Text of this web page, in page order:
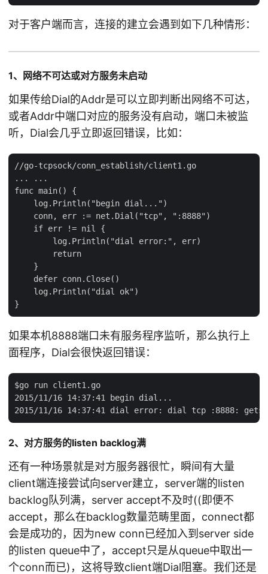
对于客户端而言，连接的建立会遇到如下几种情形：
1、网络不可达或对方服务未启动
如果传给Dial的Addr是可以立即判断出网络不可达，
或者Addr中端口对应的服务没有启动，端口未被监
听，Dial会几乎立即返回错误，比如：
//go-tcpsock/conn_establish/client1.go
... ...
func main() {
    log.Println("begin dial...")
    conn, err := net.Dial("tcp", ":8888")
    if err != nil {
        log.Println("dial error:", err)
        return
    }
    defer conn.Close()
    log.Println("dial ok")
如果本机8888端口未有服务程序监听，那么执行上
面程序，Dial会很快返回错误：
$go run client1.go
2015/11/16 14:37:41 begin dial...
2、对方服务的listen backlog满
还有一种场景就是对方服务器很忙，瞬间有大量
client端连接尝试向server建立，server端的listen
backlog队列满，server accept不及时((即便不
accept，那么在backlog数量范畴里面，connect都
会是成功的，因为new conn已经加入到server side
的listen queue中了，accept只是从queue中取出一
个conn而已)，这将导致client端Dial阻塞。我们还是